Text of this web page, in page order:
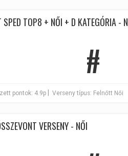
SPED TOP8 + NŐI + D KATEGÓRIA -
#
pontok: 4.9p Verseny típus: Felnőtt Női
VERSENY - NŐI